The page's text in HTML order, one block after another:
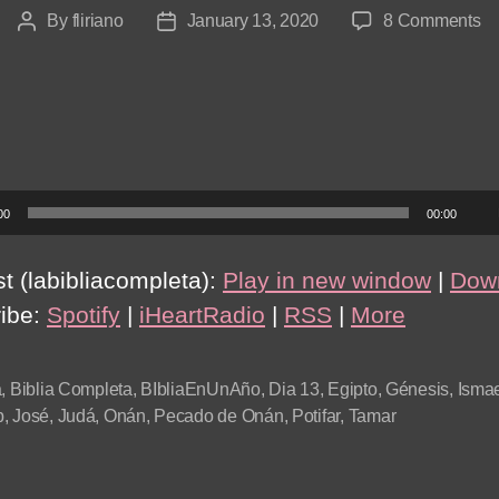
PostBy fliriano
PostJanuary 13, 2020 8 Commentson
00:00
(labibliacompleta): Play in new window |
Spotify | iHeartRadio | RSS | More
, Biblia Completa, BIbliaEnUnAño, Dia 13, Egipto, Génesis,
,José, Judá, Onán, Pecado de Onán, Potifar, Tamar